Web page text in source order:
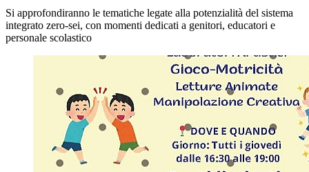
Si approfondiranno le tematiche legate alla potenzialità del sistema
integrato zero-sei, con momenti dedicati a genitori, educatori e
personale scolastico